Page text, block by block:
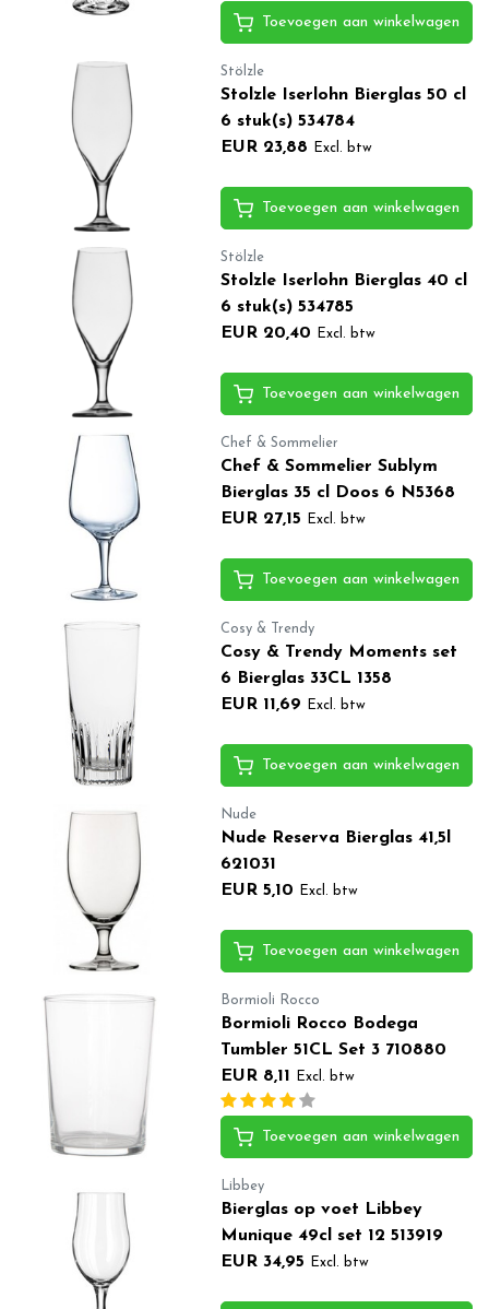
Toevoegen aan winkelwagen
Stölzle
Stolzle Iserlohn Bierglas 50 cl
6 stuk(s) 534784
EUR 23,88
Excl. btw
Toevoegen aan winkelwagen
Stölzle
Stolzle Iserlohn Bierglas 40 cl
6 stuk(s) 534785
EUR 20,40
Excl. btw
Toevoegen aan winkelwagen
Chef & Sommelier
Chef & Sommelier Sublym
Bierglas 35 cl Doos 6 N5368
EUR 27,15
Excl. btw
Toevoegen aan winkelwagen
Cosy & Trendy
Cosy & Trendy Moments set
6 Bierglas 33CL 1358
EUR 11,69
Excl. btw
Toevoegen aan winkelwagen
Nude
Nude Reserva Bierglas 41,5l
621031
EUR 5,10
Excl. btw
Toevoegen aan winkelwagen
Bormioli Rocco
Bormioli Rocco Bodega
Tumbler 51CL Set 3 710880
EUR 8,11
Excl. btw
Toevoegen aan winkelwagen
Libbey
Bierglas op voet Libbey
Munique 49cl set 12 513919
EUR 34,95
Excl. btw